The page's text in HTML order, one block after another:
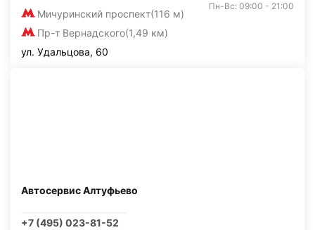
Мичуринский проспект(116 м)
Пр-т Вернадского(1,49 км)
Пн-Вс: 09:00 - 21:00
ул. Удальцова, 60
Автосервис Алтуфьево
+7 (495) 023-81-52